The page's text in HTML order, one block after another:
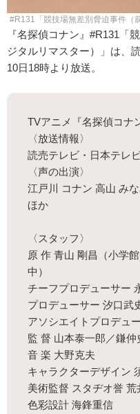
#R131「競技場無差別脅迫事件（
『名探偵コナン』#R131「
ジタルリマスター）」は、
10日18時より放送。
TVアニメ『名探偵コナ
〈放送情報〉
読売テレビ・日本テレ
〈声の出演〉
江戸川 コナン 高山 み
ほか
〈スタッフ〉
原 作 青山 剛昌（小学
中）
チーフプロデューサー
プロデューサー 汐口
アソシエイトプロデュ
監 督 山本泰一郎／鎌仲
音 楽 大野克夫
キャラクターデザイン
美術監督 スタヂオ誉
色彩設計 海鋒重信